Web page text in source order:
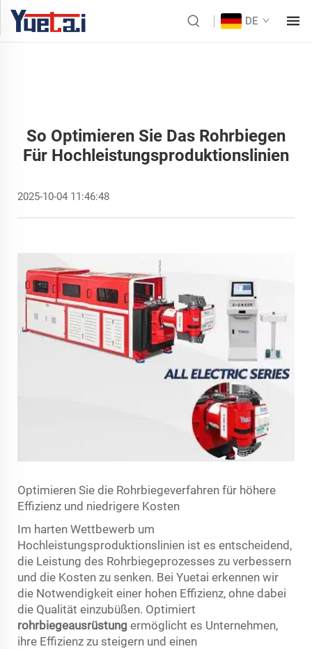
DE
So Optimieren Sie Das Rohrbiegen
Für Hochleistungsproduktionslinien
2025-10-04 11:46:48
Optimieren Sie die Rohrbiegeverfahren für höhere
Effizienz und niedrigere Kosten
Im harten Wettbewerb um
Hochleistungsproduktionslinien ist es entscheidend,
die Leistung des Rohrbiegeprozesses zu verbessern
und die Kosten zu senken. Bei Yuetai erkennen wir
die Notwendigkeit einer hohen Effizienz, ohne dabei
die Qualität einzubüßen. Optimiert
rohrbiegeausrüstung ermöglicht es Unternehmen,
ihre Effizienz zu steigern und einen